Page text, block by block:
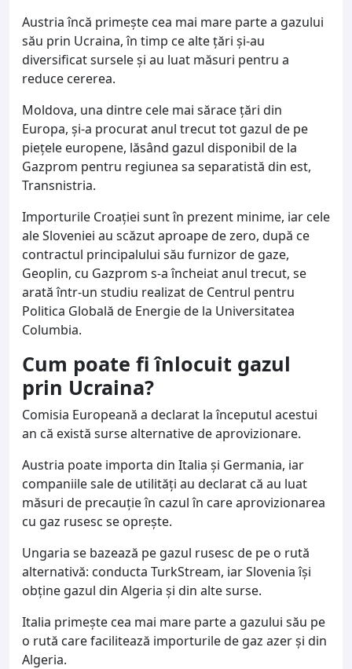
Austria încă primeşte cea mai mare parte a gazului
său prin Ucraina, în timp ce alte ţări şi-au
diversificat sursele şi au luat măsuri pentru a
reduce cererea.
Moldova, una dintre cele mai sărace ţări din
Europa, şi-a procurat anul trecut tot gazul de pe
pieţele europene, lăsând gazul disponibil de la
Gazprom pentru regiunea sa separatistă din est,
Transnistria.
Importurile Croaţiei sunt în prezent minime, iar cele
ale Sloveniei au scăzut aproape de zero, după ce
contractul principalului său furnizor de gaze,
Geoplin, cu Gazprom s-a încheiat anul trecut, se
arată într-un studiu realizat de Centrul pentru
Politica Globală de Energie de la Universitatea
Columbia.
Cum poate fi înlocuit gazul
prin Ucraina?
Comisia Europeană a declarat la începutul acestui
an că există surse alternative de aprovizionare.
Austria poate importa din Italia şi Germania, iar
companiile sale de utilităţi au declarat că au luat
măsuri de precauţie în cazul în care aprovizionarea
cu gaz rusesc se opreşte.
Ungaria se bazează pe gazul rusesc de pe o rută
alternativă: conducta TurkStream, iar Slovenia îşi
obţine gazul din Algeria şi din alte surse.
Italia primeşte cea mai mare parte a gazului său pe
o rută care facilitează importurile de gaz azer şi din
Algeria.